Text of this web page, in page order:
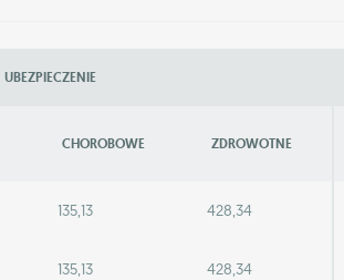
UBEZPIECZENIE
CHOROBOWE ZDROWOTNE
135,13 428,34
135,13 428,34